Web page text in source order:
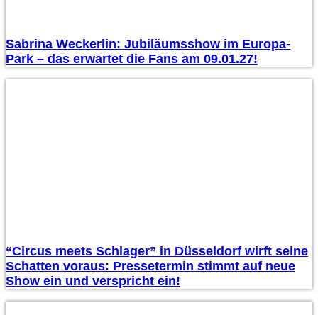
Sabrina Weckerlin: Jubiläumsshow im Europa-
Park – das erwartet die Fans am 09.01.27!
“Circus meets Schlager” in Düsseldorf wirft seine
Schatten voraus: Pressetermin stimmt auf neue
Show ein und verspricht ein!